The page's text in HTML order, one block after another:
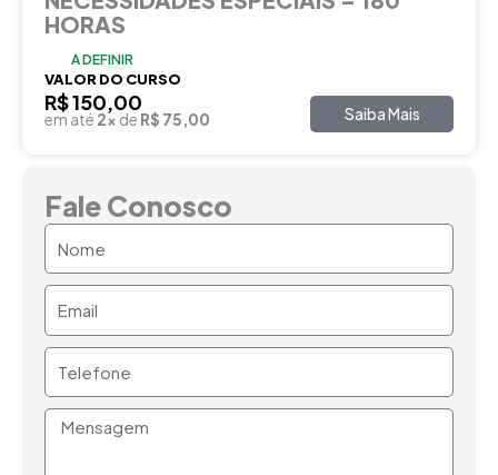
HORAS
A DEFINIR
VALOR DO CURSO
R$ 150,00
em até 2x de R$ 75,00 Saiba Mais
Fale Conosco
Mensagem